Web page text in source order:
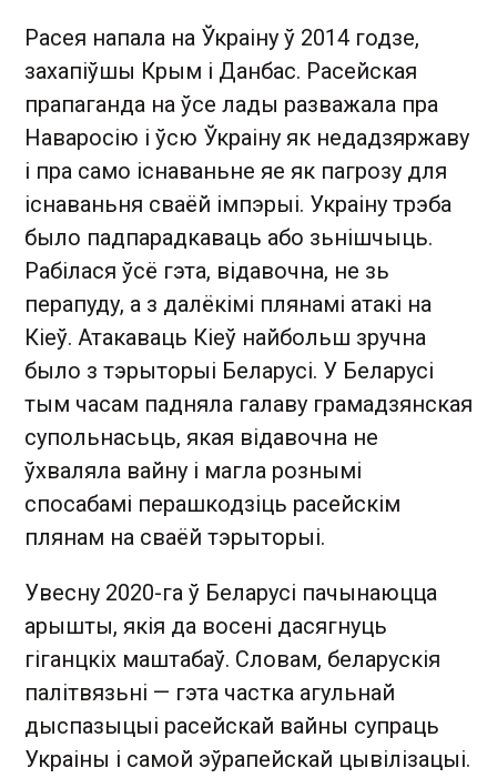
Расея напала на Ўкраіну ў 2014 годзе,
захапіўшы Крым і Данбас. Расейская
прапаганда на ўсе лады разважала пра
Наваросію і ўсю Ўкраіну як недадзяржаву
і пра само існаваньне яе як пагрозу для
існаваньня сваёй імпэрыі. Украіну трэба
было падпарадкаваць або зьнішчыць.
Рабілася ўсё гэта, відавочна, не зь
перапуду, а з далёкімі плянамі атакі на
Кіеў. Атакаваць Кіеў найбольш зручна
было з тэрыторыі Беларусі. У Беларусі
тым часам падняла галаву грамадзянская
супольнасьць, якая відавочна не
ўхваляла вайну і магла рознымі
спосабамі перашкодзіць расейскім
плянам на сваёй тэрыторыі.
Увесну 2020-га ў Беларусі пачынаюцца
арышты, якія да восені дасягнуць
гіганцкіх маштабаў. Словам, беларускія
палітвязьні — гэта частка агульнай
дыспазыцыі расейскай вайны супраць
Украіны і самой эўрапейскай цывілізацыі.